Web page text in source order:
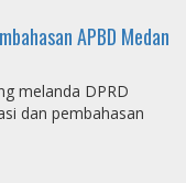
APBD Medan
melanda DPRD
dan pembahasan